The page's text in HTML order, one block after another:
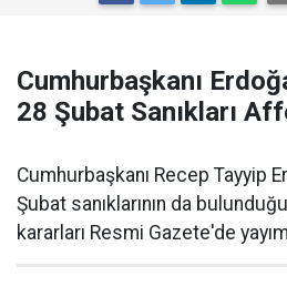
Cumhurbaşkanı
28 Şubat Sanıkları
Cumhurbaşkanı Recep Tayyip
Şubat sanıklarının da
kararları Resmi Gazete'de